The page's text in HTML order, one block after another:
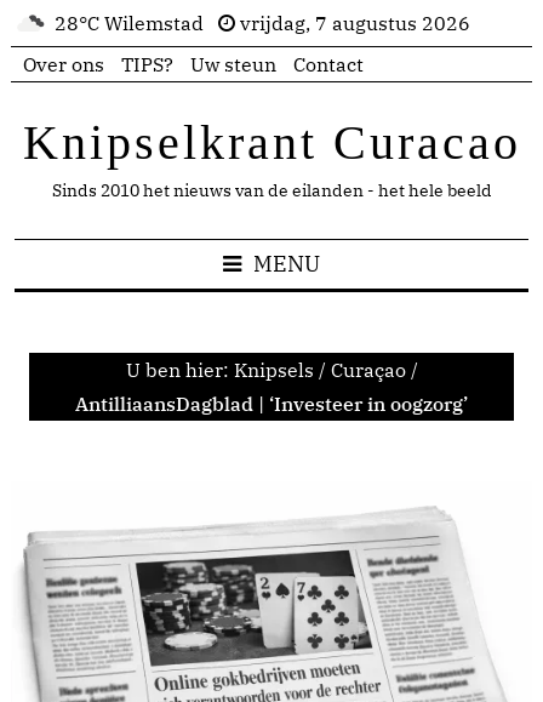
28°C Wilemstad
vrijdag, 7 augustus 2026
Over ons
TIPS? Uw steun Contact
Knipselkrant Curacao
Sinds 2010 het nieuws van de eilanden - het hele beeld
MENU
U ben hier: Knipsels / Curaçao /
AntilliaansDagblad | ‘Investeer in oogzorg’